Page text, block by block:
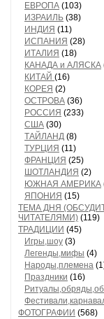
ЕВРОПА (103)
ИЗРАИЛЬ (38)
ИНДИЯ (11)
ИСПАНИЯ (28)
ИТАЛИЯ (18)
КАНАДА и АЛЯСКА
КИТАЙ (16)
КОРЕЯ (2)
ОСТРОВА (36)
РОССИЯ (233)
США (30)
ТАЙЛАНД (8)
ТУРЦИЯ (11)
ФРАНЦИЯ (25)
ШОТЛАНДИЯ (2)
ЮЖНАЯ АМЕРИКА
ЯПОНИЯ (15)
ТЕМА ДНЯ
ЧИТАТЕЛЯМИ) (119)
ТРАДИЦИИ (45)
Игры,шоу (3)
Легенды,мифы (4)
Народы,племена
Праздники (16)
ФОТОГРАФИИ (568)